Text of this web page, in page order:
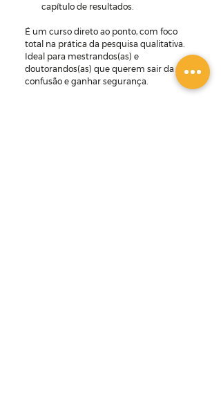
capítulo de resultados.
É um curso direto ao ponto, com foco
total na prática da pesquisa qualitativa.
Ideal para mestrandos(as) e
doutorandos(as) que querem sair da
confusão e ganhar segurança.